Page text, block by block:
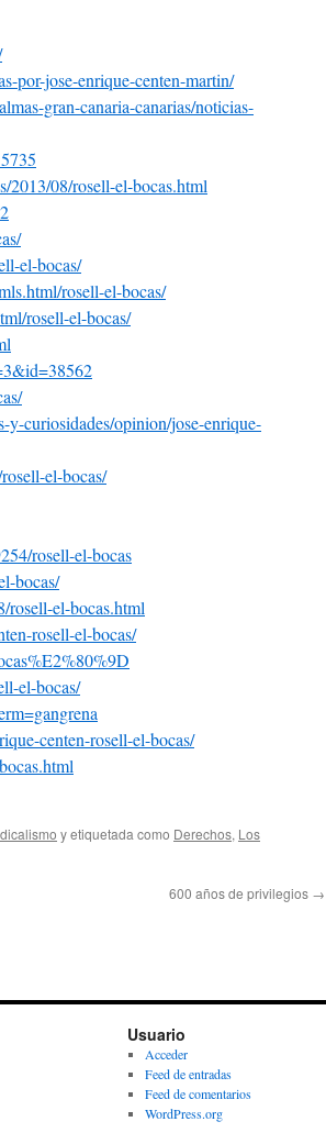
por-jose-enrique-centen-martin/
gran-canaria-canarias/noticias-
2013/08/rosell-el-bocas.html
el-bocas/
html/rosell-el-bocas/
/rosell-el-bocas/
id=38562
y-curiosidades/opinion/jose-enrique-
rosell-el-bocas/
rosell-el-bocas
bocas/
rosell-el-bocas.html
rosell-el-bocas/
el-bocas/
centen-rosell-el-bocas/
y etiquetada como Derechos, Los
600 años de privilegios →
Usuario
Acceder
Feed de entradas
Feed de comentarios
WordPress.org